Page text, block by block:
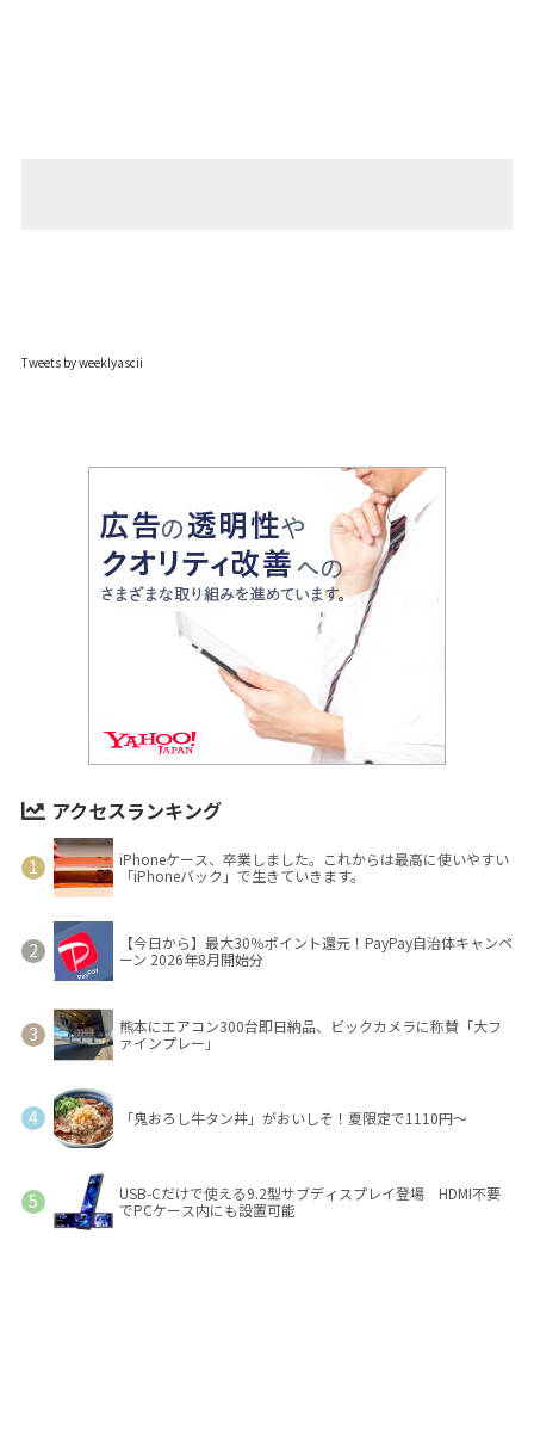
Tweets by weeklyascii
アクセスランキング
iPhoneケース、卒業しました。これからは最高に使いやすい
「iPhoneバック」で生きていきます。
【今日から】最大30％ポイント還元！PayPay自治体キャンペ
ーン 2026年8月開始分
熊本にエアコン300台即日納品、ビックカメラに称賛「大フ
ァインプレー」
「鬼おろし牛タン丼」がおいしそ！夏限定で1110円～
USB-Cだけで使える9.2型サブディスプレイ登場 HDMI不要
でPCケース内にも設置可能